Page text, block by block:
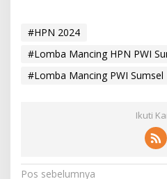
#HPN 2024
#Lomba Mancing HPN PWI
#Lomba Mancing PWI Sumsel
Ikuti
Pos sebelumnya